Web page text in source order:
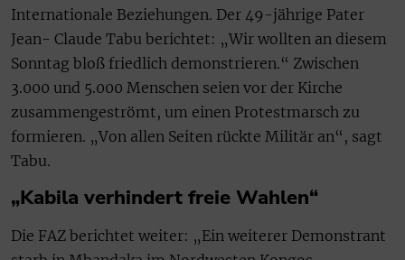
Internationale Beziehungen. Der 49-jährige Pater
Jean- Claude Tabu berichtet: „Wir wollten an diesem
Sonntag bloß friedlich demonstrieren.“ Zwischen
3.000 und 5.000 Menschen seien vor der Kirche
zusammengeströmt, um einen Protestmarsch zu
formieren. „Von allen Seiten rückte Militär an“, sagt
Tabu.
„Kabila verhindert freie Wahlen“
Die FAZ berichtet weiter: „Ein weiterer Demonstrant